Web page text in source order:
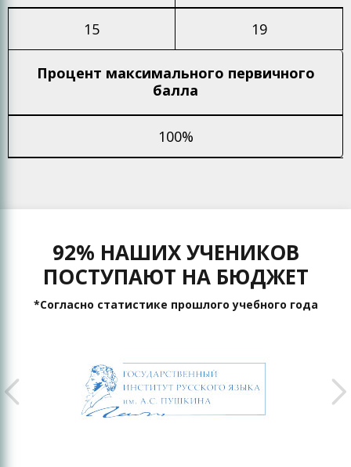
15 19
Процент максимального первичного
балла
100%
92% НАШИХ УЧЕНИКОВ
ПОСТУПАЮТ НА БЮДЖЕТ
*Согласно статистике прошлого учебного года